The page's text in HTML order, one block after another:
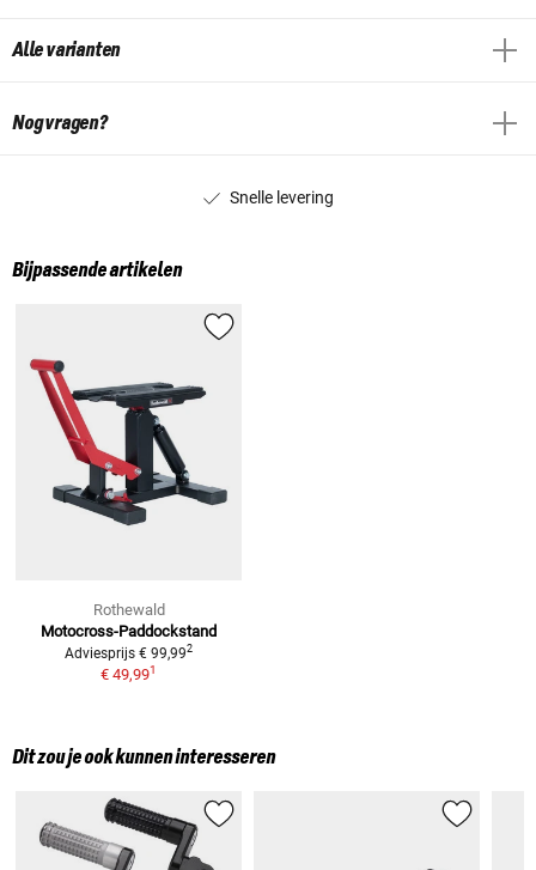
Alle varianten
Nog vragen?
Snelle levering
Bijpassende artikelen
Rothewald
Motocross-Paddockstand
Adviesprijs € 99,992
€ 49,991
Dit zou je ook kunnen interesseren